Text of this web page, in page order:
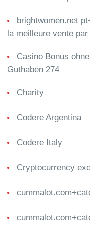
brightwomen.net
la meilleure vente
Casino Bonus
Guthaben 274
Charity
Codere Argentina
Codere Italy
Cryptocurrency